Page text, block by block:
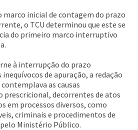
marco inicial de contagem do prazo
o TCU determinou que este se
do primeiro marco interruptivo
à interrupção do prazo
de apuração, a redação
as causas
prescricional, decorrentes de atos
em processos diversos, como
criminais e procedimentos de
Ministério Público.